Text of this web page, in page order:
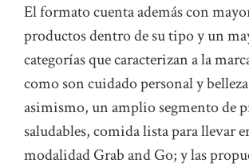
El formato cuenta además con
productos dentro de su tipo y un
categorías que caracterizan a la
como son cuidado personal y
asimismo, un amplio segmento de
saludables, comida lista para llevar
modalidad Grab and Go; y las